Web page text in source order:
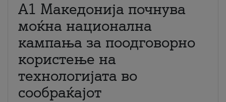
A1 Македонија почнува
моќна национална
кампања за поодговорно
користење на
технологијата во
сообраќајот